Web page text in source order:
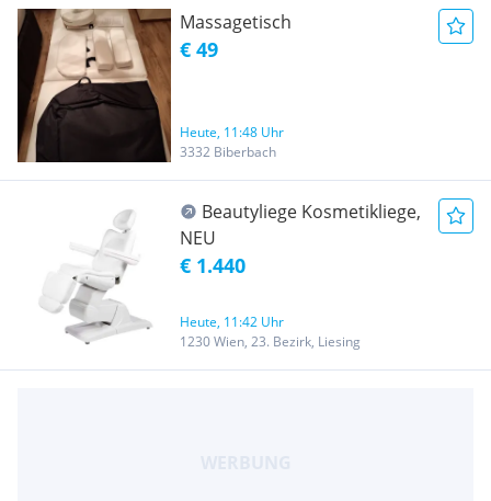
Massagetisch
€ 49
Heute, 11:48 Uhr
3332 Biberbach
Beautyliege Kosmetikliege,
NEU
€ 1.440
Heute, 11:42 Uhr
1230 Wien, 23. Bezirk, Liesing